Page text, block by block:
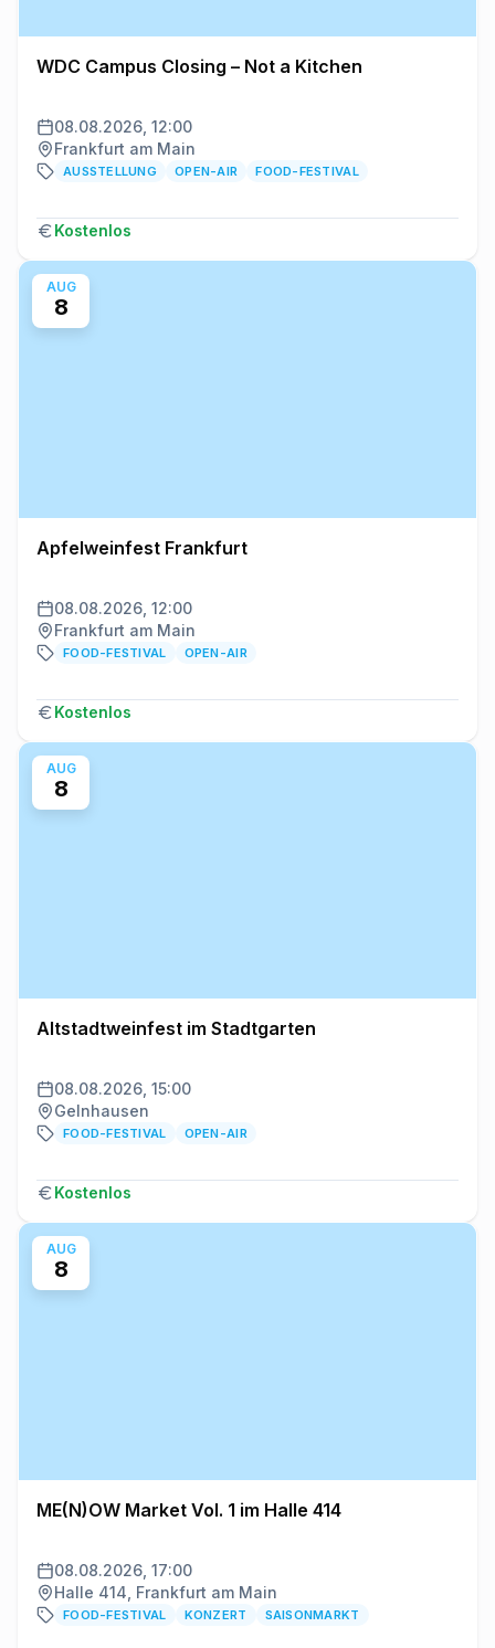
WDC Campus Closing – Not a Kitchen
08.08.2026, 12:00
Frankfurt am Main
AUSSTELLUNG OPEN-AIR FOOD-FESTIVAL
Kostenlos
AUG
8
Apfelweinfest Frankfurt
08.08.2026, 12:00
Frankfurt am Main
FOOD-FESTIVAL OPEN-AIR
Kostenlos
AUG
8
Altstadtweinfest im Stadtgarten
08.08.2026, 15:00
Gelnhausen
FOOD-FESTIVAL OPEN-AIR
Kostenlos
AUG
8
ME(N)OW Market Vol. 1 im Halle 414
08.08.2026, 17:00
Halle 414, Frankfurt am Main
FOOD-FESTIVAL KONZERT SAISONMARKT